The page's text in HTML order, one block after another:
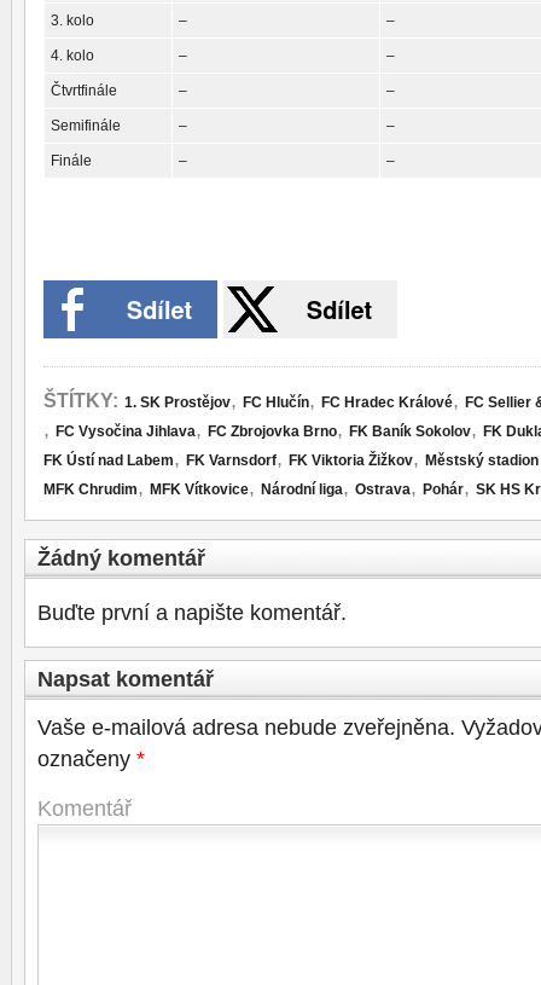
3. kolo – –
4. kolo – –
Čtvrtfinále – –
Semifinále – –
Finále – –
ŠTÍTKY: 1. SK Prostějov, FC Hlučín, FC Hradec Králové, FC Sellier
, FC Vysočina Jihlava, FC Zbrojovka Brno, FK Baník Sokolov, FK
FK Ústí nad Labem, FK Varnsdorf, FK Viktoria Žižkov, Městský
MFK Chrudim, MFK Vítkovice, Národní liga, Ostrava, Pohár, SK HS
Žádný komentář
Buďte první a napište komentář.
Napsat komentář
Vaše e-mailová adresa nebude zveřejněna.
označeny *
Komentář